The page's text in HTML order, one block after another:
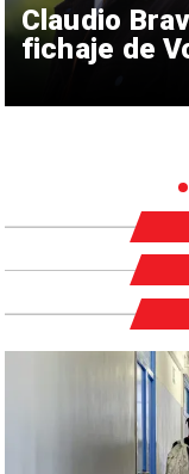
Claudio
fichaje de